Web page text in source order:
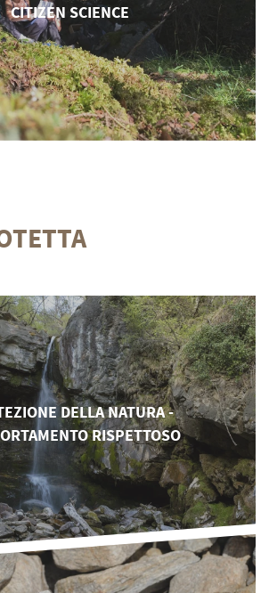
CITIZEN SCIENCE
DELLA NATURA -
RISPETTOSO